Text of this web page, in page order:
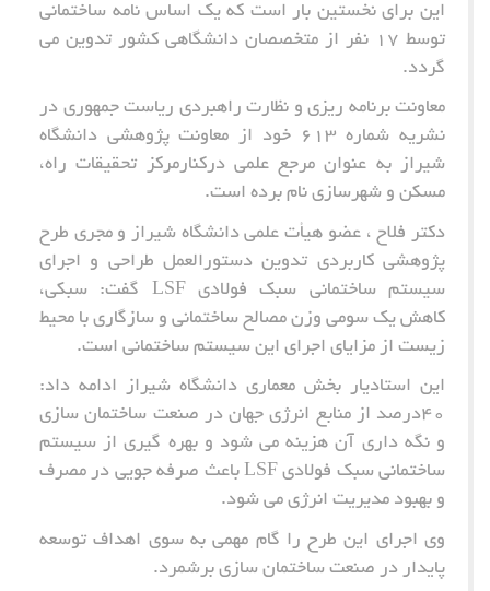
این برای نخستین بار است که یک اساس نامه ساختمانی
توسط 17 نفر از متخصصان دانشگاهی کشور تدوین می
گردد.
معاونت برنامه ریزی و نظارت راهبردی ریاست جمهوری در
نشریه شماره 613 خود از معاونت پژوهشی دانشگاه
شیراز به عنوان مرجع علمی درکنارمرکز تحقیقات راه،
مسکن و شهرسازی نام برده است.
دکتر فلاح ، عضو هیأت علمی دانشگاه شیراز و مجری طرح
پژوهشی کاربردی تدوین دستورالعمل طراحی و اجرای
سیستم ساختمانی سبک فولادی LSF گفت: سبکی،
کاهش یک سومی وزن مصالح ساختمانی و سازگاری با محیط
زیست از مزایای اجرای این سیستم ساختمانی است.
این استادیار بخش معماری دانشگاه شیراز ادامه داد:
40درصد از منابع انرژی جهان در صنعت ساختمان سازی
و نگه داری آن هزینه می شود و بهره گیری از سیستم
ساختمانی سبک فولادی LSF باعث صرفه جویی در مصرف
و بهبود مدیریت انرژی می شود.
وی اجرای این طرح را گام مهمی به سوی اهداف توسعه
پایدار در صنعت ساختمان سازی برشمرد.